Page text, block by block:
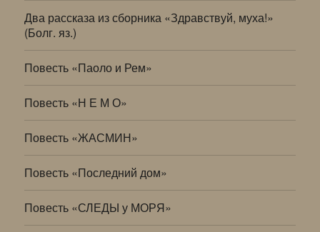
Два рассказа из сборника «Здравствуй, муха!»
(Болг. яз.)
Повесть «Паоло и Рем»
Повесть «Н Е М О»
Повесть «ЖАСМИН»
Повесть «Последний дом»
Повесть «СЛЕДЫ у МОРЯ»